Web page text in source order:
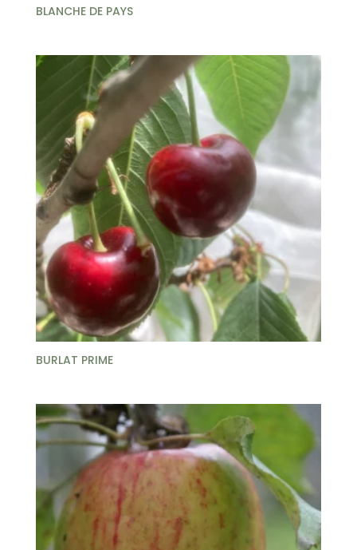
BLANCHE DE PAYS
BURLAT PRIME